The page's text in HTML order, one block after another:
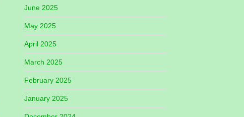
June 2025
May 2025
April 2025
March 2025
February 2025
January 2025